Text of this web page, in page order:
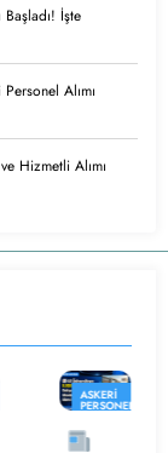
İşte
Alımı
Hizmetli Alımı
GÜNDEM